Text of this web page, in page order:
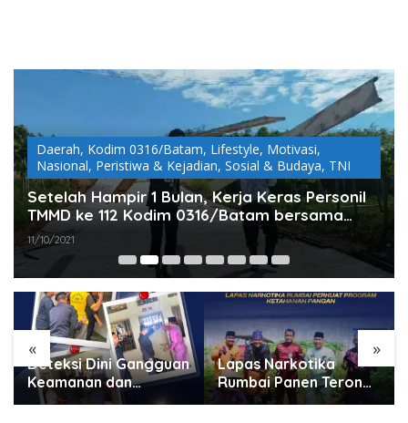
Daerah, Kodim 0316/Batam, Lifestyle, Motivasi,
Nasional, Peristiwa & Kejadian, Sosial & Budaya, TNI
Setelah Hampir 1 Bulan, Kerja Keras Personil
TMMD ke 112 Kodim 0316/Batam bersama
Warga Sudah Mulai Membuahkan Hasil
11/10/2021
« »
Deteksi Dini Gangguan
Keamanan dan
Ketertiban, Lapas
Lapas Narkotika
Rumbai Panen Terong,
Wujud Nyata Dukung